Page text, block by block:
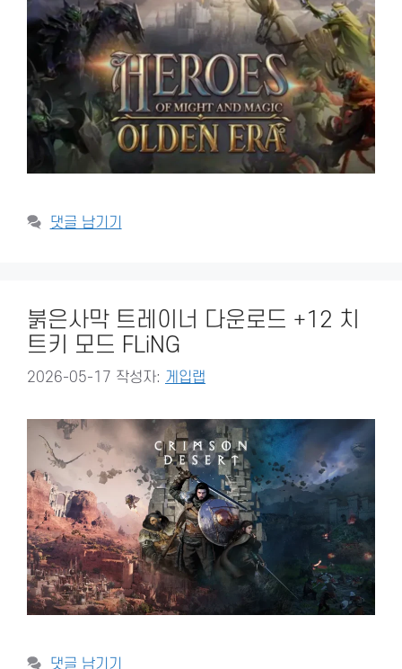
댓글 남기기
붉은사막 트레이너 다운로드 +12 치
트키 모드 FLiNG
2026-05-17 작성자: 게입랩
댓글 남기기